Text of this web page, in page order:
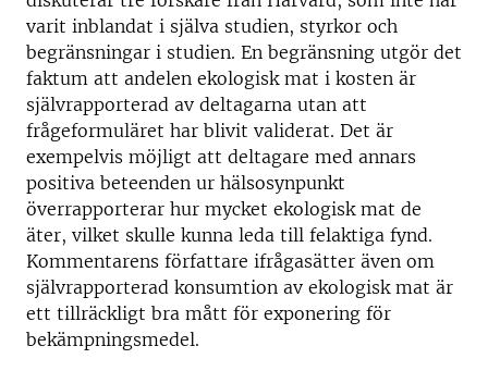
varit inblandat i själva studien, styrkor och
begränsningar i studien. En begränsning utgör det
faktum att andelen ekologisk mat i kosten är
självrapporterad av deltagarna utan att
frågeformuläret har blivit validerat. Det är
exempelvis möjligt att deltagare med annars
positiva beteenden ur hälsosynpunkt
överrapporterar hur mycket ekologisk mat de
äter, vilket skulle kunna leda till felaktiga fynd.
Kommentarens författare ifrågasätter även om
självrapporterad konsumtion av ekologisk mat är
ett tillräckligt bra mått för exponering för
bekämpningsmedel.